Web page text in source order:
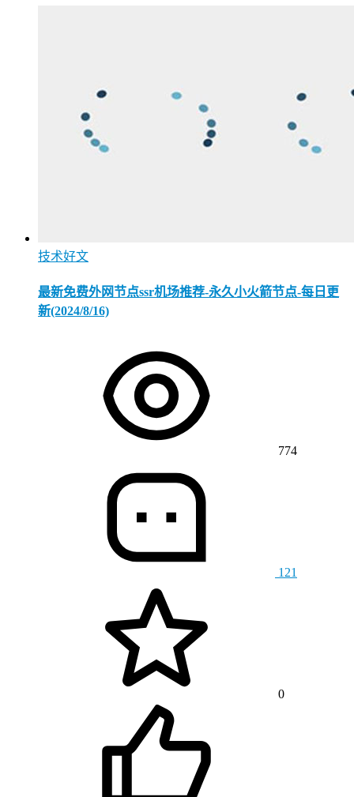
技术好文
最新免费外网节点ssr机场推荐-永久小火箭节点-每日更
新(2024/8/16)
774
121
0